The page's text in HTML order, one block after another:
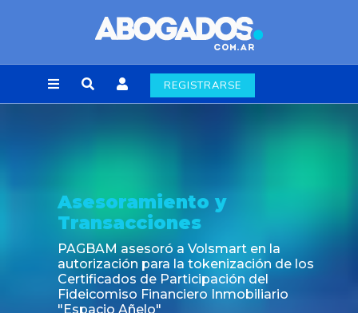
REGISTRARSE
Asesoramiento y
Transacciones
PAGBAM asesoró a Volsmart en la
autorización para la tokenización de los
Certificados de Participación del
Fideicomiso Financiero Inmobiliario
"Espacio Añelo"